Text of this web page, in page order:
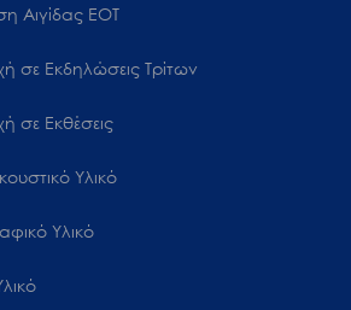
Αιγίδας ΕΟΤ
σε Εκδηλώσεις Τρίτων
σε Εκθέσεις
Υλικό
Υλικό